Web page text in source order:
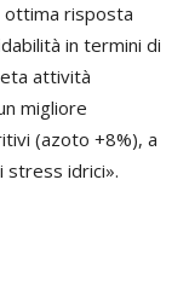
ottima risposta
in termini di
attività
migliore
(azoto +8%), a
stress idrici».